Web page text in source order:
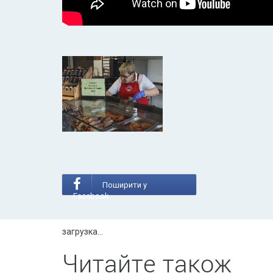
Поширити у
Facebook
загрузка...
Читайте також